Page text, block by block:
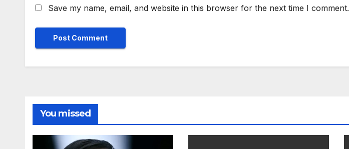
Save my name, email, and website in this browser for the next time I comment.
You missed